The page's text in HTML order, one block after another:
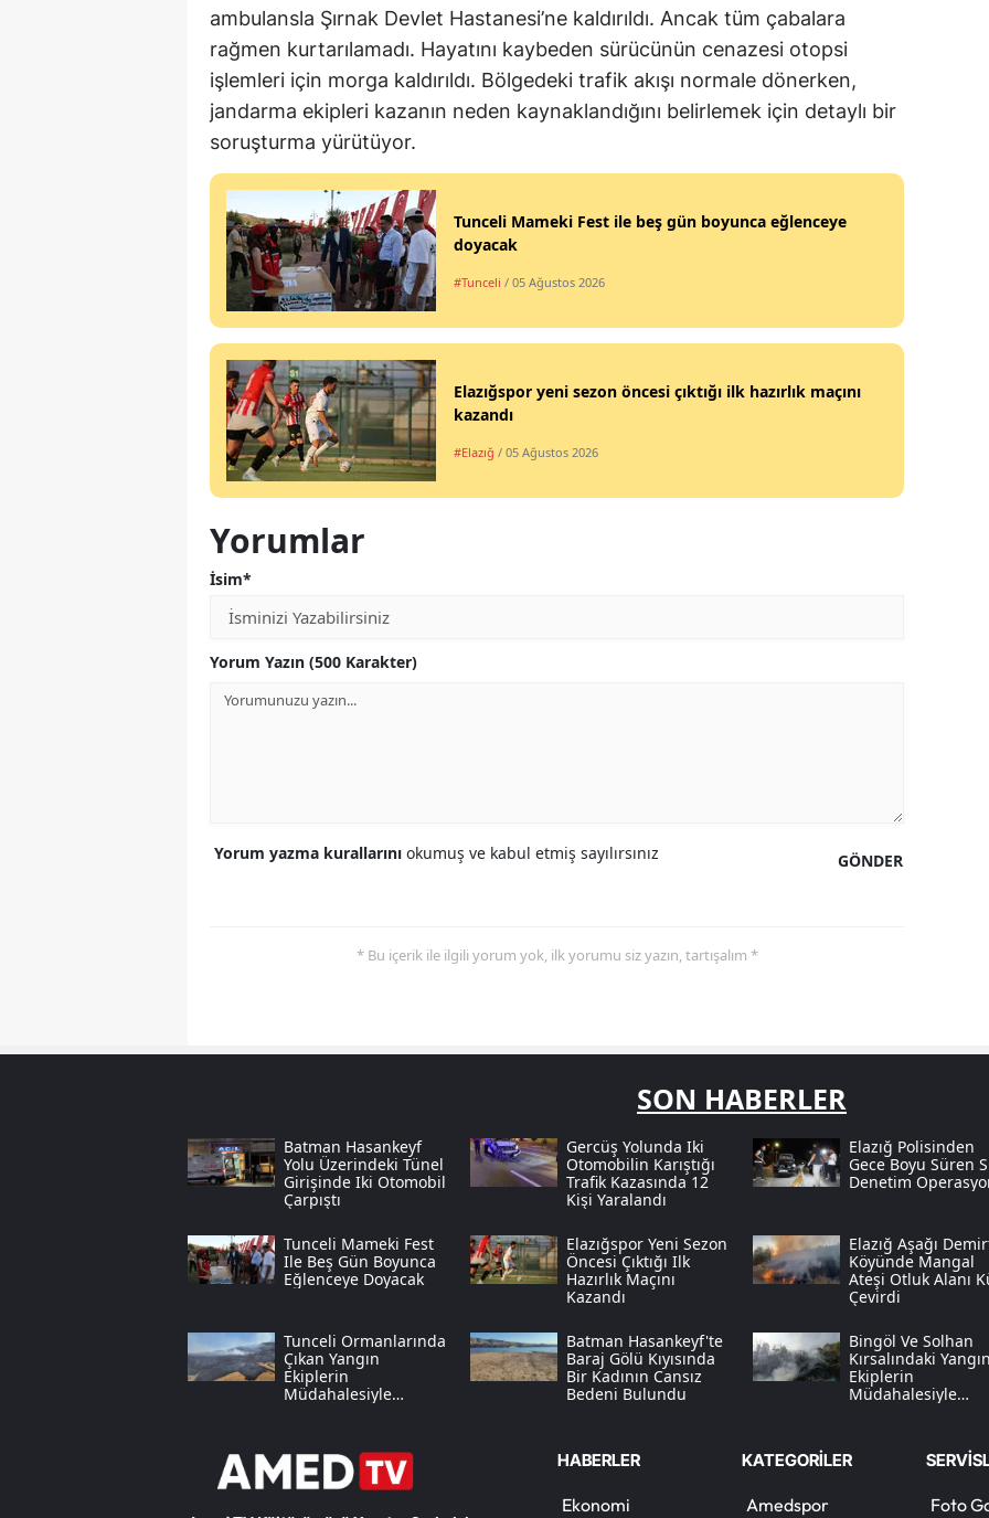
ambulansla Şırnak Devlet Hastanesi’ne kaldırıldı. Ancak tüm çabalara
rağmen kurtarılamadı. Hayatını kaybeden sürücünün cenazesi otopsi
işlemleri için morga kaldırıldı. Bölgedeki trafik akışı normale dönerken,
jandarma ekipleri kazanın neden kaynaklandığını belirlemek için detaylı bir
soruşturma yürütüyor.
Tunceli Mameki Fest ile beş gün boyunca eğlenceye
doyacak
#Tunceli / 05 Ağustos 2026
Elazığspor yeni sezon öncesi çıktığı ilk hazırlık maçını
kazandı
#Elazığ / 05 Ağustos 2026
Yorumlar
İsim*
Yorum Yazın (500 Karakter)
GÖNDER
Yorum yazma kurallarını okumuş ve kabul etmiş sayılırsınız
* Bu içerik ile ilgili yorum yok, ilk yorumu siz yazın, tartışalım *
SON HABERLER
Batman Hasankeyf
Yolu Üzerindeki Tünel
Girişinde Iki Otomobil
Çarpıştı
Gercüş Yolunda Iki
Otomobilin Karıştığı
Trafik Kazasında 12
Kişi Yaralandı
Elazığ Polisinden
Gece Boyu Süren
Denetim
Tunceli Mameki Fest
Ile Beş Gün Boyunca
Eğlenceye Doyacak
Elazığspor Yeni Sezon
Öncesi Çıktığı Ilk
Hazırlık Maçını
Kazandı
Elazığ Aşağı
Köyünde Mangal
Ateşi Otluk Alanı
Çevirdi
Tunceli Ormanlarında
Çıkan Yangın
Ekiplerin
Müdahalesiyle
Batman Hasankeyf'te
Baraj Gölü Kıyısında
Bir Kadının Cansız
Bedeni Bulundu
Bingöl Ve Solhan
Kırsalındaki
Ekiplerin
Müdahalesiyle
HABERLER
Ekonomi
KATEGORİLER
Amedspor Foto